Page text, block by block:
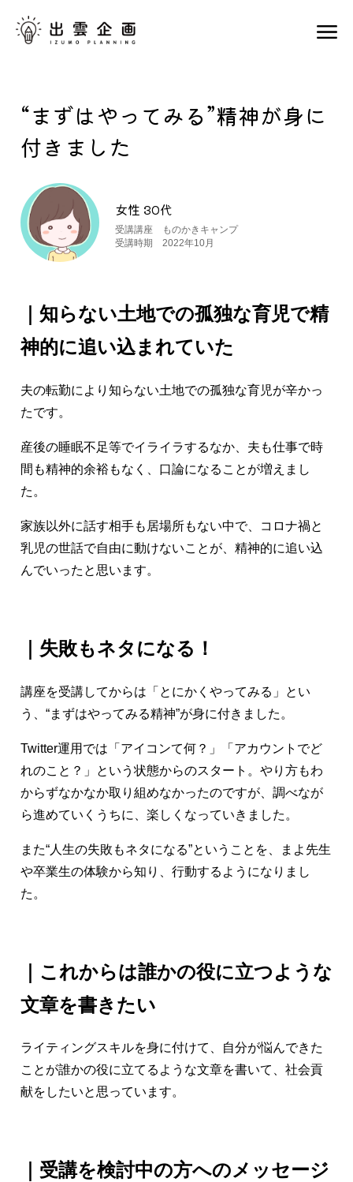
“まずはやってみる”精神が身に
付きました
女性 30代
受講講座 ものかきキャンプ
受講時期 2022年10月
｜知らない土地での孤独な育児で精
神的に追い込まれていた
夫の転勤により知らない土地での孤独な育児が辛かっ
たです。
産後の睡眠不足等でイライラするなか、夫も仕事で時
間も精神的余裕もなく、口論になることが増えまし
た。
家族以外に話す相手も居場所もない中で、コロナ禍と
乳児の世話で自由に動けないことが、精神的に追い込
んでいったと思います。
｜失敗もネタになる！
講座を受講してからは「とにかくやってみる」とい
う、“まずはやってみる精神”が身に付きました。
Twitter運用では「アイコンて何？」「アカウントでど
れのこと？」という状態からのスタート。やり方もわ
からずなかなか取り組めなかったのですが、調べなが
ら進めていくうちに、楽しくなっていきました。
また“人生の失敗もネタになる”ということを、まよ先生
や卒業生の体験から知り、行動するようになりまし
た。
｜これからは誰かの役に立つような
文章を書きたい
ライティングスキルを身に付けて、自分が悩んできた
ことが誰かの役に立てるような文章を書いて、社会貢
献をしたいと思っています。
｜受講を検討中の方へのメッセージ